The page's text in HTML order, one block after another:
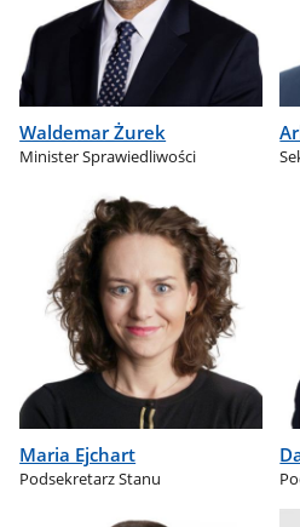
Waldemar Żurek
Minister Sprawiedliwości
Maria Ejchart
Podsekretarz Stanu